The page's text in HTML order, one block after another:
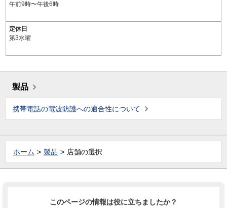
午前9時〜午後6時
定休日
第3水曜
製品
携帯電話の電波防護への適合性について
ホーム 製品 店舗の選択
このページの情報は役に立ちましたか？